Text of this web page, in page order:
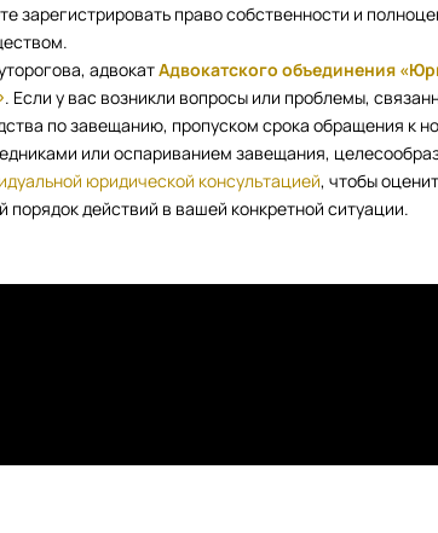
зарегистрировать право собственности и
адвокатАдвокатского объединения
. Если у вас возникли вопросы или проблемы,
по завещанию, пропуском срока обращения к
или оспариванием завещания,
юридической консультацией, чтобы
порядок действий в вашей конкретной ситуации.